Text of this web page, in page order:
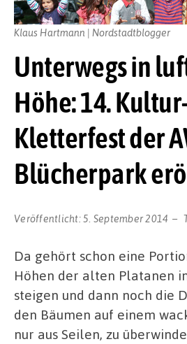
Unterwegs in
Höhe: 14.
Kletterfest der
Blücherpark
Veröffentlicht:5. September 2014
Klaus Hartmann | Nordstadtblogger
Da gehört schon eine
Höhen der alten Platanen
steigen und dann noch die
den Bäumen auf einem
nur aus Seilen, zu